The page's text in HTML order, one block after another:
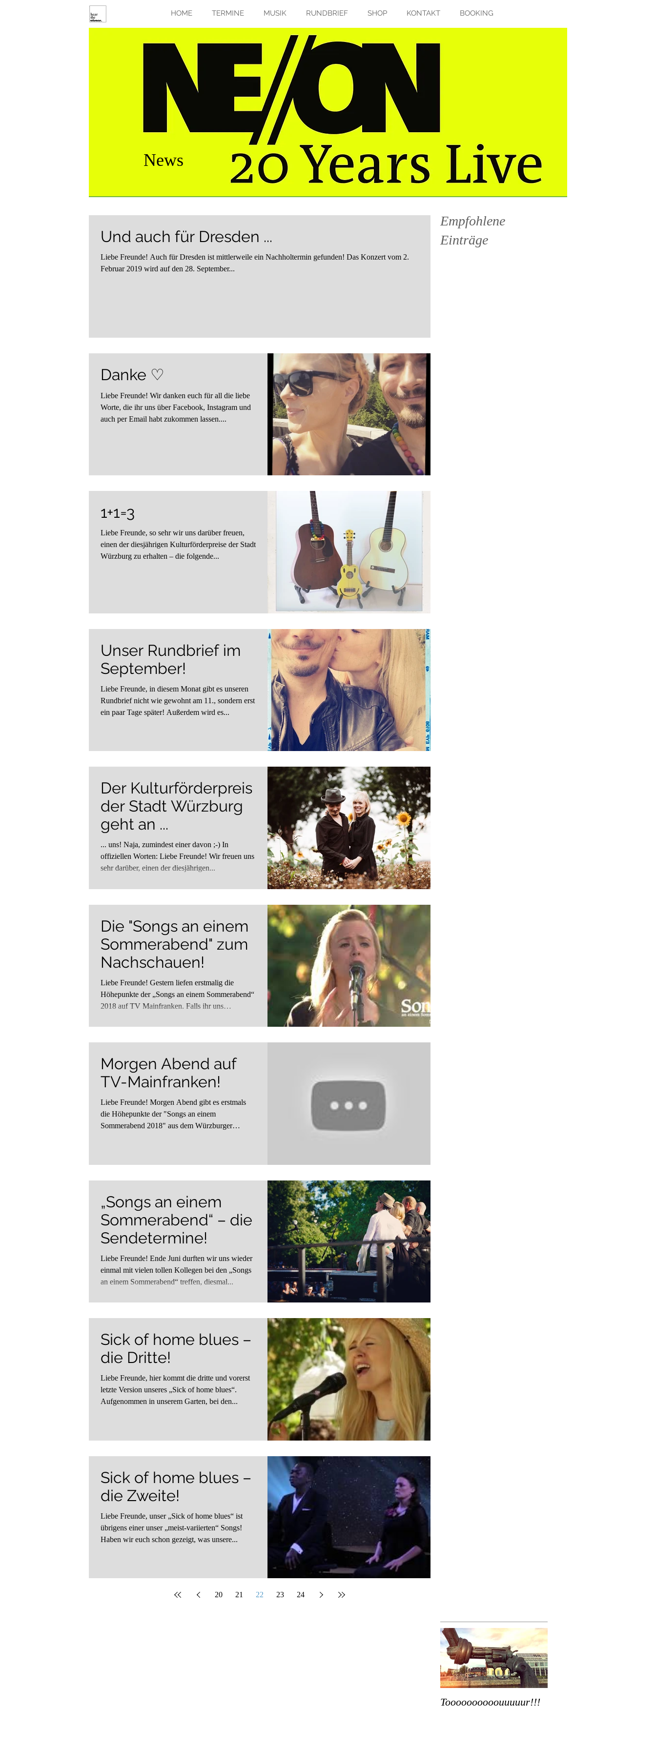
HOME TERMINE MUSIK RUNDBRIEF SHOP KONTAKT BOOKING
News
Und auch für Dresden ...
Liebe Freunde! Auch für Dresden ist mittlerweile ein Nachholtermin gefunden! Das Konzert vom 2.
Februar 2019 wird auf den 28. September...
Danke ♡
Liebe Freunde! Wir danken euch für all die liebe
Worte, die ihr uns über Facebook, Instagram und
auch per Email habt zukommen lassen....
1+1=3
Liebe Freunde, so sehr wir uns darüber freuen,
einen der diesjährigen Kulturförderpreise der Stadt
Würzburg zu erhalten – die folgende...
Unser Rundbrief im
September!
Liebe Freunde, in diesem Monat gibt es unseren
Rundbrief nicht wie gewohnt am 11., sondern erst
ein paar Tage später! Außerdem wird es...
Der Kulturförderpreis
der Stadt Würzburg
geht an ...
... uns! Naja, zumindest einer davon ;-) In
offiziellen Worten: Liebe Freunde! Wir freuen uns
sehr darüber, einen der diesjährigen...
Die "Songs an einem
Sommerabend" zum
Nachschauen!
Liebe Freunde! Gestern liefen erstmalig die
Höhepunkte der „Songs an einem Sommerabend“
2018 auf TV Mainfranken. Falls ihr uns
Morgen Abend auf
TV-Mainfranken!
Liebe Freunde! Morgen Abend gibt es erstmals
die Höhepunkte der "Songs an einem
Sommerabend 2018" aus dem Würzburger
„Songs an einem
Sommerabend“ – die
Sendetermine!
Liebe Freunde! Ende Juni durften wir uns wieder
einmal mit vielen tollen Kollegen bei den „Songs
an einem Sommerabend“ treffen, diesmal...
Sick of home blues –
die Dritte!
Liebe Freunde, hier kommt die dritte und vorerst
letzte Version unseres „Sick of home blues“.
Aufgenommen in unserem Garten, bei den...
Sick of home blues –
die Zweite!
Liebe Freunde, unser „Sick of home blues“ ist
übrigens einer unser „meist-variierten“ Songs!
Haben wir euch schon gezeigt, was unsere...
20 21 22 23 24
Empfohlene
Einträge
Toooooooooouuuuur!!!